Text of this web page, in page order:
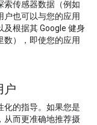
索传感器数据（例如
户也可以与您的应用
根据其 Google 健身
数），即使您的应用
户
化的指导。如果您是
从而更准确地推荐摄